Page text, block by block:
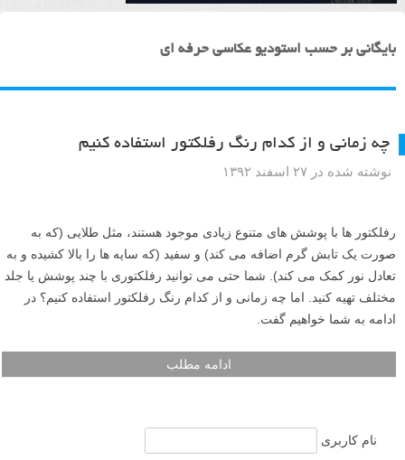
بایگانی بر حسب استودیو عکاسی حرفه ای
چه زمانی و از کدام رنگ رفلکتور استفاده کنیم
نوشته شده در ۲۷ اسفند ۱۳۹۲